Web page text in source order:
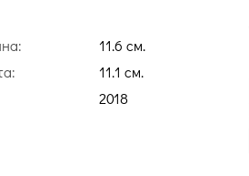
11.6 cм.
11.1 cм.
2018